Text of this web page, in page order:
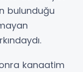
bulunduğu
kanaatim